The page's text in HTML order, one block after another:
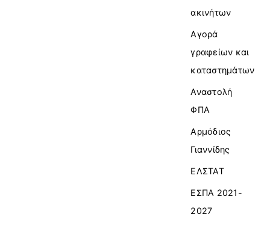
ακινήτων
Αγορά
γραφείων και
καταστημάτων
Αναστολή
ΦΠΑ
Αρμόδιος
Γιαννίδης
ΕΛΣΤΑΤ
ΕΣΠΑ 2021-
2027